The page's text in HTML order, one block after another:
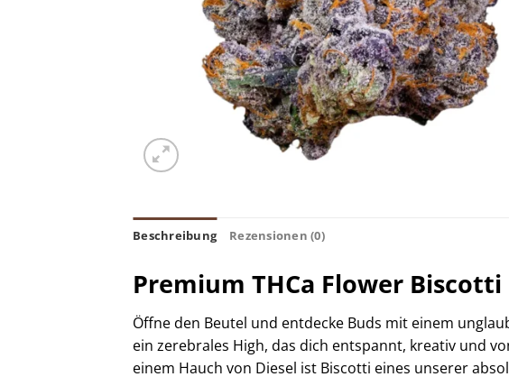
Beschreibung Rezensionen (0)
Premium THCa Flower Biscotti
Öffne den Beutel und entdecke Buds mit einem
ein zerebrales High, das dich entspannt, kreativ und
einem Hauch von Diesel ist Biscotti eines unserer